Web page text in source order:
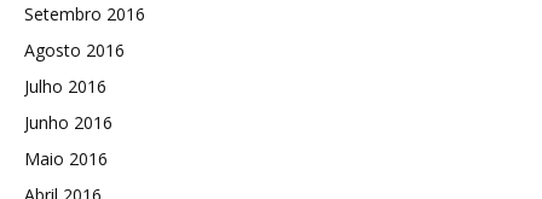
Setembro 2016
Agosto 2016
Julho 2016
Junho 2016
Maio 2016